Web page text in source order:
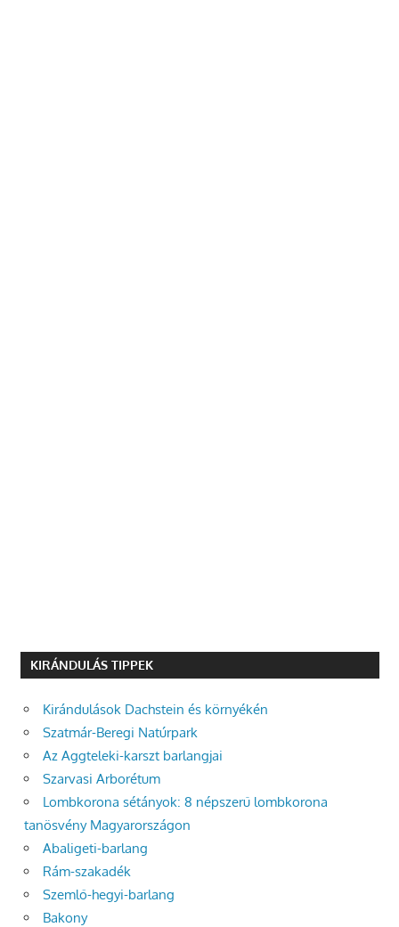
KIRÁNDULÁS TIPPEK
Kirándulások Dachstein és környékén
Szatmár-Beregi Natúrpark
Az Aggteleki-karszt barlangjai
Szarvasi Arborétum
Lombkorona sétányok: 8 népszerű lombkorona
tanösvény Magyarországon
Abaligeti-barlang
Rám-szakadék
Szemlő-hegyi-barlang
Bakony